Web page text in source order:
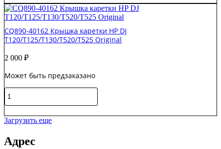
67103
Рычаг
Pinchwheel
Lever
HP
7100-
Original
CQ890-40162 Крышка каретки HP DJ
T120/T125/T130/T520/T525 Original
2 000 ₽
Может быть предзаказано
Количество
товара
40162
Крышка
каретки
HP
Загрузить еще
Адрес